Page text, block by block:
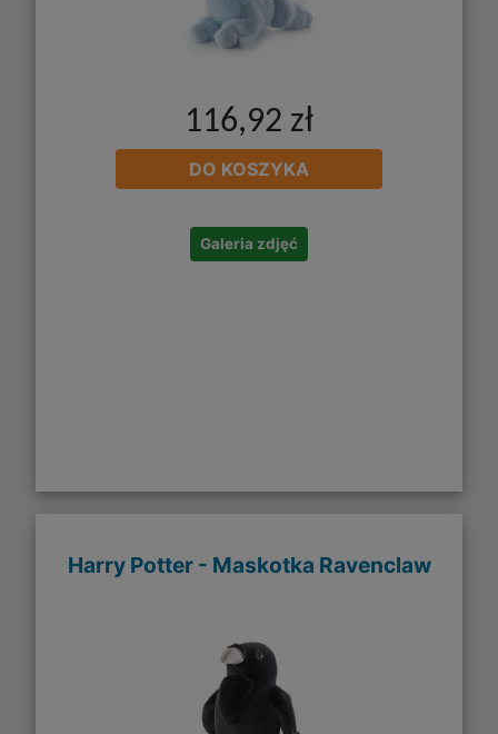
116,92 zł
DO KOSZYKA
Galeria zdjęć
Harry Potter - Maskotka Ravenclaw